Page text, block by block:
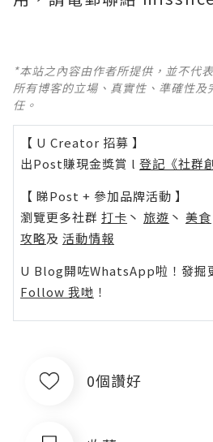
*本站之內容由作者所提供，並不代
所有博客的立場、真實性、準確性
任。
【 U Creator 招募 】
出Post賺現金獎賞 l 登記《社群
【 睇Post + 參加品牌活動 】
瀏覽更多社群 打卡 丶 旅遊 丶 美食
攻略及 活動情報
U Blog開咗WhatsApp啦！發掘
Follow 我哋 ！
0個讚好